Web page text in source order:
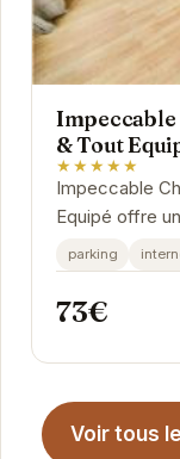
Impeccable
& Tout
★★★★★
Impeccable
Equipé offre
explorer
permet...
parking
73€
Voir tous